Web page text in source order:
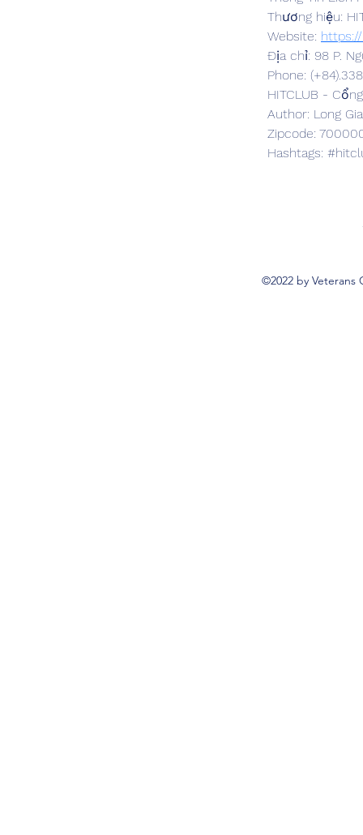
Thương hiệu:
Website:
Địa chỉ: 98 P.
Phone:
HITCLUB -
Author: Long
Zipcode:
Hashtags:
©2022 by Veterans